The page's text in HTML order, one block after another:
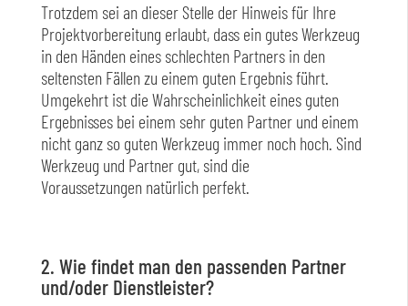
Trotzdem sei an dieser Stelle der Hinweis für Ihre
Projektvorbereitung erlaubt, dass ein gutes Werkzeug
in den Händen eines schlechten Partners in den
seltensten Fällen zu einem guten Ergebnis führt.
Umgekehrt ist die Wahrscheinlichkeit eines guten
Ergebnisses bei einem sehr guten Partner und einem
nicht ganz so guten Werkzeug immer noch hoch. Sind
Werkzeug und Partner gut, sind die
Voraussetzungen natürlich perfekt.
2. Wie findet man den passenden Partner
und/oder Dienstleister?